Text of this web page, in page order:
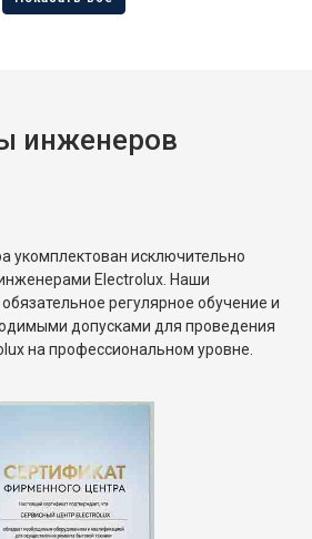
инженеров
укомплектован исключительно
Electrolux. Наши
регулярное обучение и
допусками для проведения
на профессиональном уровне.